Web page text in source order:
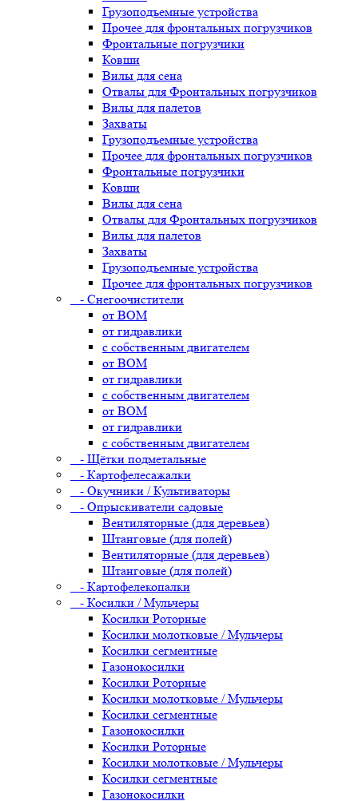
Грузоподъемные устройства
Прочее для фронтальных погрузчиков
Фронтальные погрузчики
Ковши
Вилы для сена
Отвалы для Фронтальных погрузчиков
Вилы для палетов
Захваты
Грузоподъемные устройства
Прочее для фронтальных погрузчиков
Фронтальные погрузчики
Ковши
Вилы для сена
Отвалы для Фронтальных погрузчиков
Вилы для палетов
Захваты
Грузоподъемные устройства
Прочее для фронтальных погрузчиков
- Снегоочистители
от ВОМ
от гидравлики
с собственным двигателем
от ВОМ
от гидравлики
с собственным двигателем
от ВОМ
от гидравлики
с собственным двигателем
- Щётки подметальные
- Картофелесажалки
- Окучники / Культиваторы
- Опрыскиватели садовые
Вентиляторные (для деревьев)
Штанговые (для полей)
Вентиляторные (для деревьев)
Штанговые (для полей)
- Картофелекопалки
- Косилки / Мульчеры
Косилки Роторные
Косилки молотковые / Мульчеры
Косилки сегментные
Газонокосилки
Косилки Роторные
Косилки молотковые / Мульчеры
Косилки сегментные
Газонокосилки
Косилки Роторные
Косилки молотковые / Мульчеры
Косилки сегментные
Газонокосилки